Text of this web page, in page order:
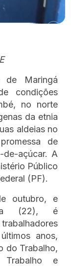
de Maringá
condições
no norte
da etnia
aldeias no
de
de-açúcar. A
Público
(PF).
outubro, e
(22), é
anos,
do Trabalho,
e